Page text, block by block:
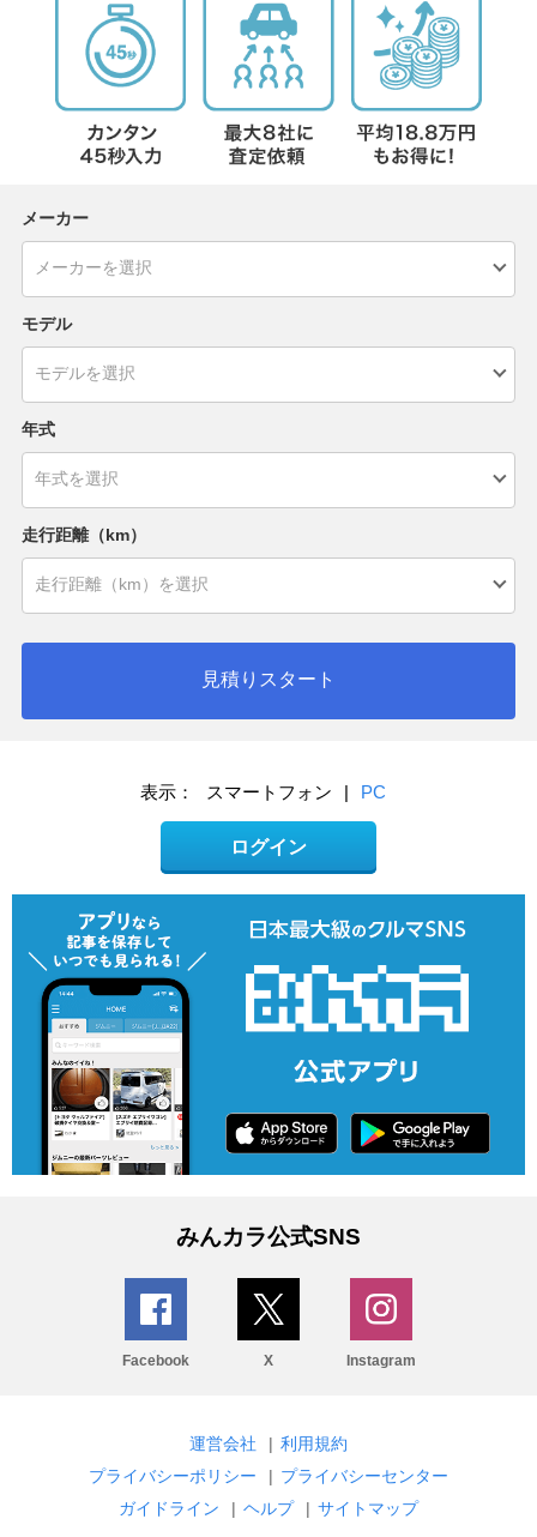
メーカー
モデル
年式
走行距離（km）
見積りスタート
表示： スマートフォン | PC
ログイン
みんカラ公式SNS
Facebook X Instagram
運営会社 | 利用規約
プライバシーポリシー
| プライバシーセンター
ガイドライン
| ヘルプ | サイトマップ